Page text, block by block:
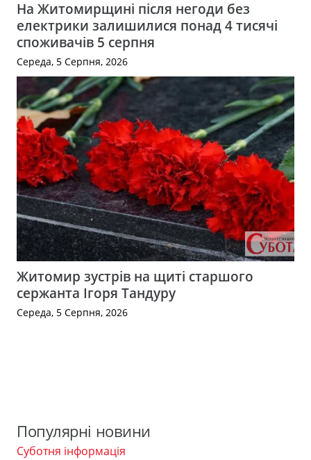
На Житомирщині після негоди без
електрики залишилися понад 4 тисячі
споживачів 5 серпня
Середа, 5 Серпня, 2026
Житомир зустрів на щиті старшого
сержанта Ігоря Тандуру
Середа, 5 Серпня, 2026
Популярні новини
Суботня інформація